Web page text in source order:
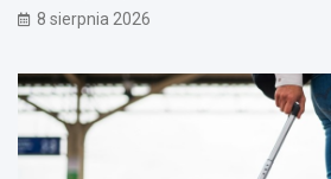
8 sierpnia 2026